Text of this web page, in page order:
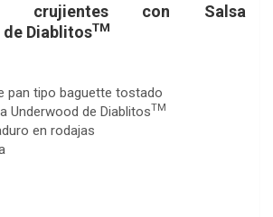
crujientes con Salsa
de DiablitosTM
pan tipo baguette tostado
Underwood de DiablitosTM
en rodajas